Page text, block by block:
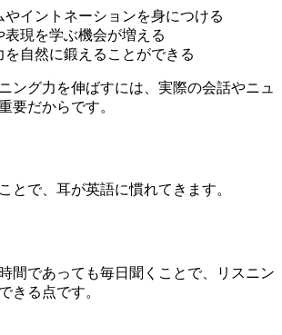
やイントネーションを身につける
表現を学ぶ機会が増える
を自然に鍛えることができる
ング力を伸ばすには、実際の会話やニュ
要だからです。
とで、耳が英語に慣れてきます。
間であっても毎日聞くことで、リスニン
きる点です。